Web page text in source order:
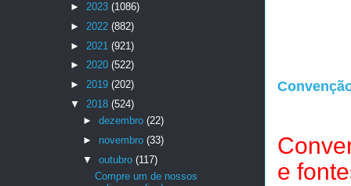
e
► 2023 (1086)
► 2022 (882)
► 2021 (921)
► 2020 (522)
► 2019 (202)
▼ 2018 (524)
► dezembro (22)
► novembro (33)
▼ outubro (117)
Compre um de nossos